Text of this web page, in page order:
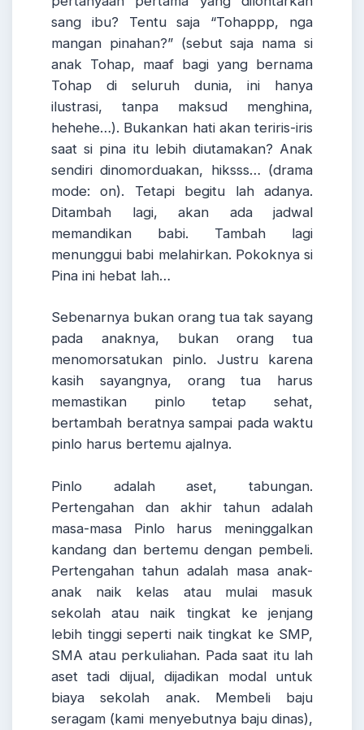
sang ibu? Tentu saja “Tohappp, nga
mangan pinahan?” (sebut saja nama si
anak Tohap, maaf bagi yang bernama
Tohap di seluruh dunia, ini hanya
ilustrasi, tanpa maksud menghina,
hehehe…). Bukankan hati akan teriris-iris
saat si pina itu lebih diutamakan? Anak
sendiri dinomorduakan, hiksss… (drama
mode: on). Tetapi begitu lah adanya.
Ditambah lagi, akan ada jadwal
memandikan babi. Tambah lagi
menunggui babi melahirkan. Pokoknya si
Pina ini hebat lah…
Sebenarnya bukan orang tua tak sayang
pada anaknya, bukan orang tua
menomorsatukan pinlo. Justru karena
kasih sayangnya, orang tua harus
memastikan pinlo tetap sehat,
bertambah beratnya sampai pada waktu
pinlo harus bertemu ajalnya.
Pinlo adalah aset, tabungan.
Pertengahan dan akhir tahun adalah
masa-masa Pinlo harus meninggalkan
kandang dan bertemu dengan pembeli.
Pertengahan tahun adalah masa anak-
anak naik kelas atau mulai masuk
sekolah atau naik tingkat ke jenjang
lebih tinggi seperti naik tingkat ke SMP,
SMA atau perkuliahan. Pada saat itu lah
aset tadi dijual, dijadikan modal untuk
biaya sekolah anak. Membeli baju
seragam (kami menyebutnya baju dinas),